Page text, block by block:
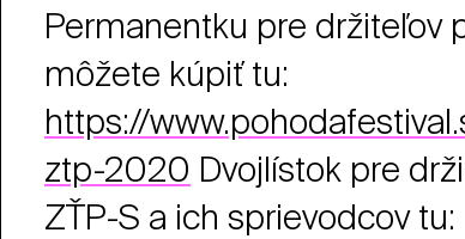
Permanentku pre držiteľov
môžete kúpiť tu:
https://
ztp-2020 Dvojlístok pre
ZŤP-S a ich sprievodcov tu: